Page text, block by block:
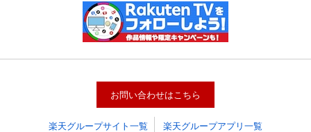
○
すべて見放題
お問い合わせはこちら
楽天グループサイト一覧 楽天グループアプリ一覧